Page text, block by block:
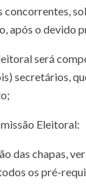
concorrentes,
após o devido
será
secretários,
Eleitoral:
das chapas,
os pré-